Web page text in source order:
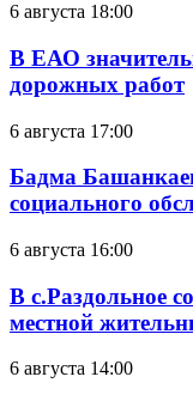
6 августа 18:00
В ЕАО
дорожных работ
6 августа 17:00
Бадма
социального
6 августа 16:00
В с.Раздольное
местной
6 августа 14:00